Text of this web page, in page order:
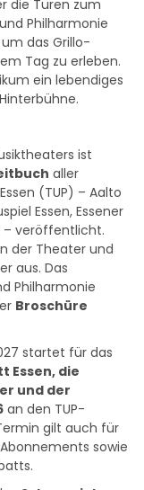
Philharmonie
um das Grillo-
Tag zu erleben.
ein lebendiges
aller
(TUP) – Aalto
Essen, Essener
– veröffentlicht.
der Theater und
aus. Das
Philharmonie
Broschüre
Essen, die
und der
an den TUP-
gilt auch für
sowie